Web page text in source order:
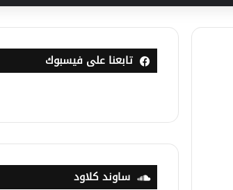
تابعنا على فيسبوك
ساوند كلاود